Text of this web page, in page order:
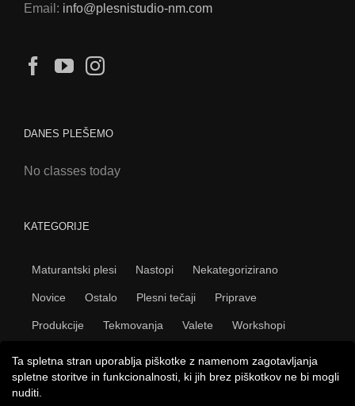
Email: info@plesnistudio-nm.com
DANES PLEŠEMO
No classes today
KATEGORIJE
Maturantski plesi Nastopi Nekategorizirano
Novice Ostalo Plesni tečaji Priprave
Produkcije Tekmovanja Valete Workshopi
Ta spletna stran uporablja piškotke z namenom zagotavljanja
spletne storitve in funkcionalnosti, ki jih brez piškotkov ne bi mogli
nuditi.